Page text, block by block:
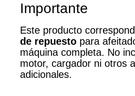
Importante
Este producto
de repuesto para
máquina completa. No
motor, cargador ni otros
adicionales.